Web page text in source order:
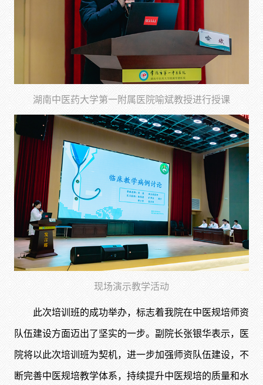
湖南中医药大学第一附属医院喻斌教授进行授课
现场演示教学活动
此次培训班的成功举办，标志着我院在中医规培师资
队伍建设方面迈出了坚实的一步。副院长张银华表示，医
院将以此次培训班为契机，进一步加强师资队伍建设，不
断完善中医规培教学体系，持续提升中医规培的质量和水